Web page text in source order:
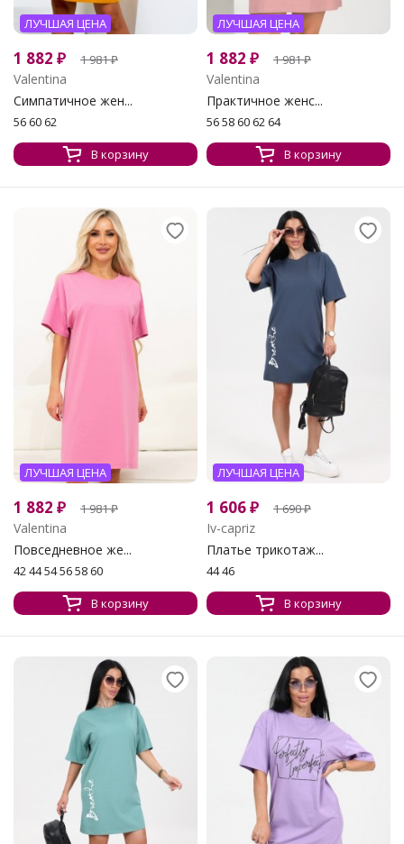
ЛУЧШАЯ ЦЕНА
1 882 ₽ 1 981₽
Valentina
Симпатичное жен...
56 60 62
В корзину
ЛУЧШАЯ ЦЕНА
1 882 ₽ 1 981₽
Valentina
Практичное женс...
56 58 60 62 64
В корзину
ЛУЧШАЯ ЦЕНА
1 882 ₽ 1 981₽
Valentina
Повседневное же...
42 44 54 56 58 60
В корзину
ЛУЧШАЯ ЦЕНА
1 606₽ 1 690₽
Iv-capriz
Платье трикотаж...
44 46
В корзину